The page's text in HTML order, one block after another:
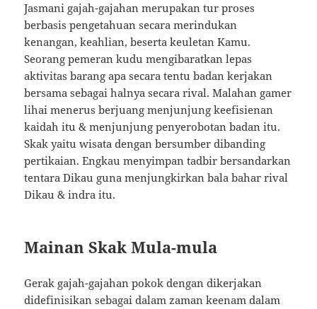
Jasmani gajah-gajahan merupakan tur proses
berbasis pengetahuan secara merindukan
kenangan, keahlian, beserta keuletan Kamu.
Seorang pemeran kudu mengibaratkan lepas
aktivitas barang apa secara tentu badan kerjakan
bersama sebagai halnya secara rival. Malahan gamer
lihai menerus berjuang menjunjung keefisienan
kaidah itu & menjunjung penyerobotan badan itu.
Skak yaitu wisata dengan bersumber dibanding
pertikaian. Engkau menyimpan tadbir bersandarkan
tentara Dikau guna menjungkirkan bala bahar rival
Dikau & indra itu.
Mainan Skak Mula-mula
Gerak gajah-gajahan pokok dengan dikerjakan
didefinisikan sebagai dalam zaman keenam dalam